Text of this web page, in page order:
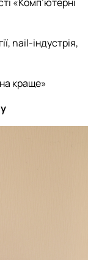
nail-індустрія,
краще»